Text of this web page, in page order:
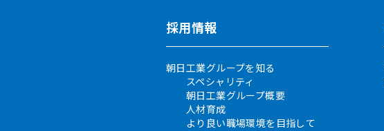
採用情報
朝日工業グループを知る
スペシャリティ
朝日工業グループ概要
人材育成
より良い職場環境を目指して